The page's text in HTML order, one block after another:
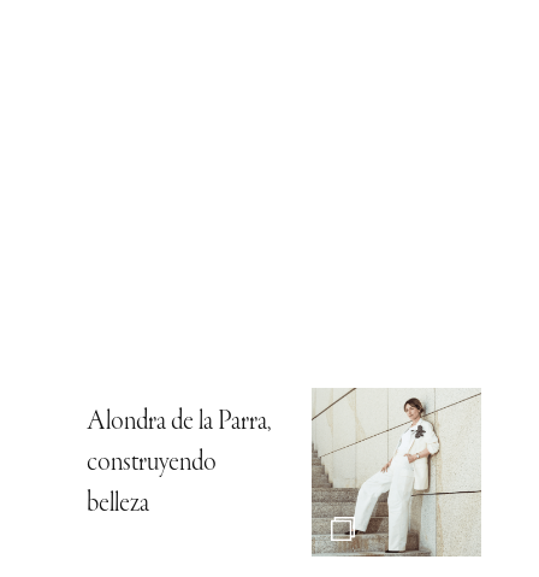
Alondra de la Parra,
construyendo
belleza